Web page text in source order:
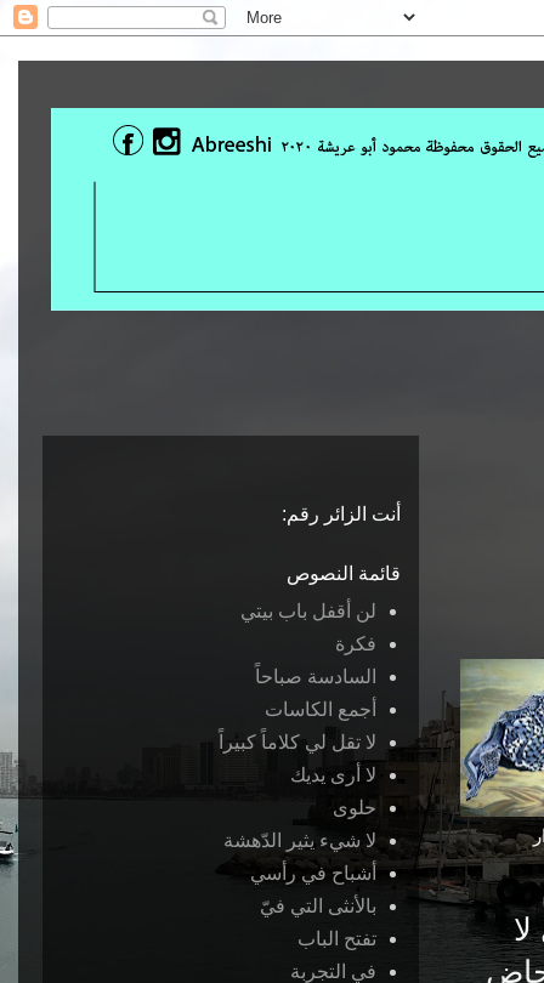
أنت الزائر رقم:
قائمة النصوص
لن أقفل باب بيتي
فكرة
السادسة صباحاً
أجمع الكاسات
لا تقل لي كلاماً كبيراً
لا أرى يديك
حلوى
لا شيء يثير الدّهشة
أشباح في رأسي
بالأنثى التي فيّ
تفتح الباب
في التجربة